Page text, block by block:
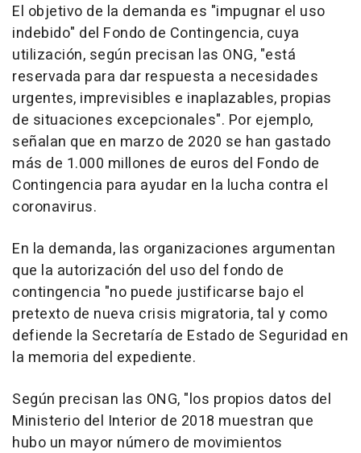
El objetivo de la demanda es "impugnar el uso
indebido" del Fondo de Contingencia, cuya
utilización, según precisan las ONG, "está
reservada para dar respuesta a necesidades
urgentes, imprevisibles e inaplazables, propias
de situaciones excepcionales". Por ejemplo,
señalan que en marzo de 2020 se han gastado
más de 1.000 millones de euros del Fondo de
Contingencia para ayudar en la lucha contra el
coronavirus.
En la demanda, las organizaciones argumentan
que la autorización del uso del fondo de
contingencia "no puede justificarse bajo el
pretexto de nueva crisis migratoria, tal y como
defiende la Secretaría de Estado de Seguridad en
la memoria del expediente.
Según precisan las ONG, "los propios datos del
Ministerio del Interior de 2018 muestran que
hubo un mayor número de movimientos